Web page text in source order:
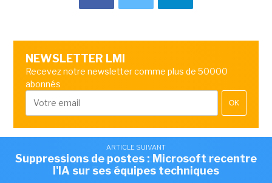
ARTICLE SUIVANT
Microsoft suspend le Patch Tuesday de juillet
ARTICLE SUIVANT
Microsoft pousse ses propres modèles dans
Excel et Outlook
NEWSLETTER LMI
Recevez notre newsletter comme plus de 50000
abonnés
OK
Commentaire
ARTICLE SUIVANT
Suppressions de postes : Microsoft recentre
l'IA sur ses équipes techniques